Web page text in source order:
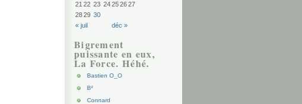
« juil déc »
21 22 23 24252627
2829 30
Bigrement
puissante en eux,
La Force. Héhé.
Bastien O_O
B²
Connard